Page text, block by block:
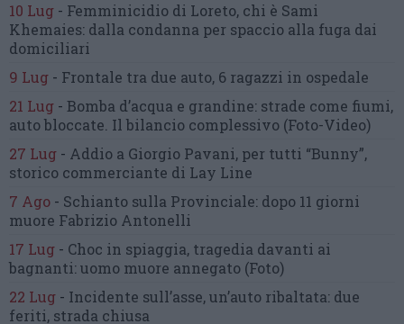
10 Lug - Femminicidio di Loreto, chi è Sami
Khemaies: dalla condanna per spaccio alla fuga dai
domiciliari
9 Lug - Frontale tra due auto, 6 ragazzi in ospedale
21 Lug - Bomba d’acqua e grandine: strade come fiumi,
auto bloccate. Il bilancio complessivo (Foto-Video)
27 Lug - Addio a Giorgio Pavani, per tutti “Bunny”,
storico commerciante di Lay Line
7 Ago - Schianto sulla Provinciale: dopo 11 giorni
muore Fabrizio Antonelli
17 Lug - Choc in spiaggia, tragedia davanti ai
bagnanti:uomo muore annegato (Foto)
22 Lug - Incidente sull’asse, un’auto ribaltata: due
feriti, strada chiusa